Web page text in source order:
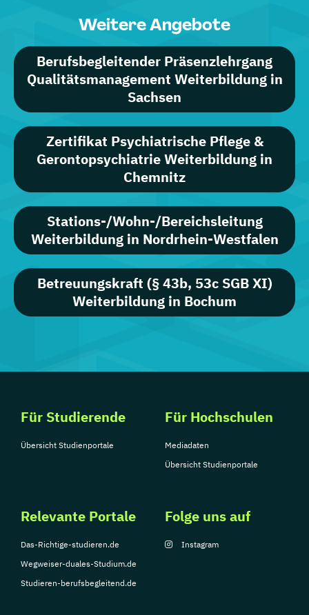
Weitere Angebote
Berufsbegleitender Präsenzlehrgang
Qualitätsmanagement Weiterbildung in
Sachsen
Zertifikat Psychiatrische Pflege &
Gerontopsychiatrie Weiterbildung in
Chemnitz
Stations-/Wohn-/Bereichsleitung
Weiterbildung in Nordrhein-Westfalen
Betreuungskraft (§ 43b, 53c SGB XI)
Weiterbildung in Bochum
Für Studierende
Übersicht Studienportale
Für Hochschulen
Mediadaten
Übersicht Studienportale
Relevante Portale
Das-Richtige-studieren.de
Wegweiser-duales-Studium.de
Studieren-berufsbegleitend.de
Folge uns auf
Instagram